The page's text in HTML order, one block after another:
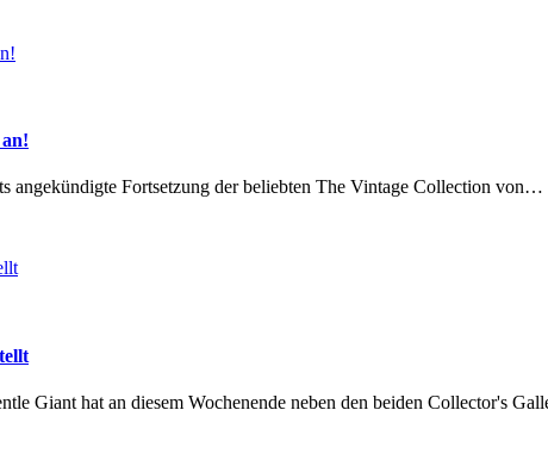
angekündigte Fortsetzung der beliebten The Vintage Collection von…
Giant hat an diesem Wochenende neben den beiden Collector's